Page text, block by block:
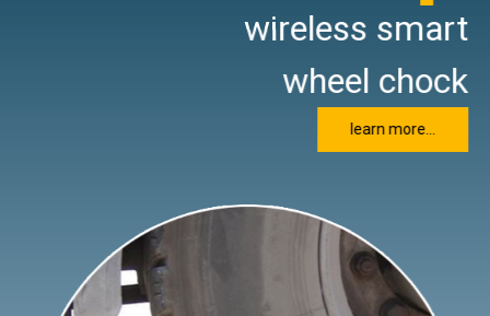
wireless smart
wheel chock
learn more…